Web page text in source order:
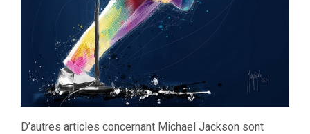
D’autres articles concernant Michael Jackson sont